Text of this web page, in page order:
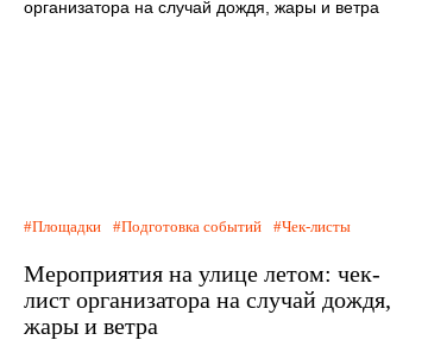
Площадки Подготовка событий Чек-листы
Мероприятия на улице летом: чек-
лист организатора на случай дождя,
жары и ветра